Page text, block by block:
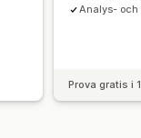
Analys-
Prova gratis i